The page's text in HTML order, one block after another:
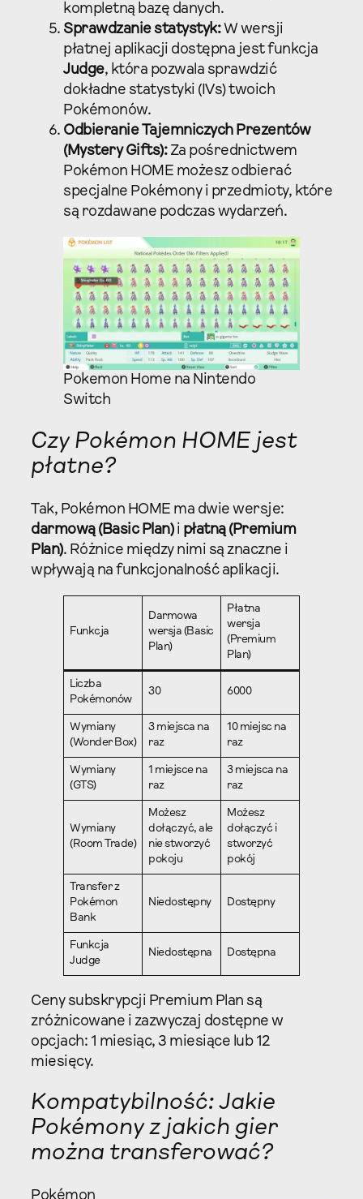
kompletną bazę danych.
Sprawdzanie statystyk:W wersji
płatnej aplikacji dostępna jest funkcja
Judge, która pozwala sprawdzić
dokładne statystyki (IVs) twoich
Pokémonów.
Odbieranie Tajemniczych Prezentów
(Mystery Gifts):Za pośrednictwem
Pokémon HOME możesz odbierać
specjalne Pokémony i przedmioty, które
są rozdawane podczas wydarzeń.
Pokemon Home na Nintendo
Switch
Czy Pokémon HOME jest
płatne?
Tak, Pokémon HOME ma dwie wersje:
darmową (Basic Plan)i płatną (Premium
Plan). Różnice między nimi są znaczne i
wpływają na funkcjonalność aplikacji.
Funkcja
Darmowa
wersja (Basic
Plan)
Płatna
wersja
(Premium
Plan)
Liczba
Pokémonów
30 6000
Wymiany
(Wonder Box)
3 miejsca na
raz
10 miejsc na
raz
Wymiany
(GTS)
1 miejsce na
raz
3 miejsca na
raz
Wymiany
(Room Trade)
Możesz
dołączyć, ale
nie stworzyć
pokoju
Możesz
dołączyć i
stworzyć
pokój
Transfer z
Pokémon
Bank
Niedostępny Dostępny
Funkcja
Judge
Niedostępna Dostępna
Ceny subskrypcji Premium Plan są
zróżnicowane i zazwyczaj dostępne w
opcjach: 1 miesiąc, 3 miesiące lub 12
miesięcy.
Kompatybilność: Jakie
Pokémony z jakich gier
można transferować?